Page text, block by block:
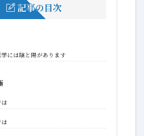
記事の目次
には陰と陽があります